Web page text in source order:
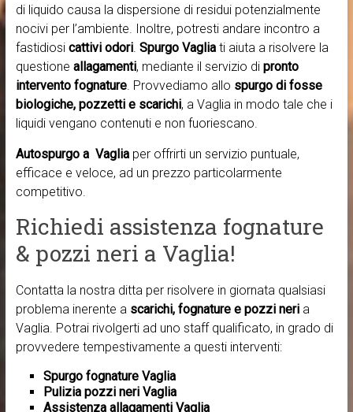
di liquido causa la dispersione di residui potenzialmente
nocivi per l’ambiente. Inoltre, potresti andare incontro a
fastidiosi cattivi odori. Spurgo Vaglia ti aiuta a risolvere la
questione allagamenti, mediante il servizio di pronto
intervento fognature. Provvediamo allo spurgo di fosse
biologiche, pozzetti e scarichi, a Vaglia in modo tale che i
liquidi vengano contenuti e non fuoriescano.
Autospurgo a Vaglia per offrirti un servizio puntuale,
efficace e veloce, ad un prezzo particolarmente
competitivo.
Richiedi assistenza fognature
& pozzi neri a Vaglia!
Contatta la nostra ditta per risolvere in giornata qualsiasi
problema inerente a scarichi, fognature e pozzi neria
Vaglia. Potrai rivolgerti ad uno staff qualificato, in grado di
provvedere tempestivamente a questi interventi:
Spurgo fognature Vaglia
Pulizia pozzi neri Vaglia
Assistenza allagamenti Vaglia